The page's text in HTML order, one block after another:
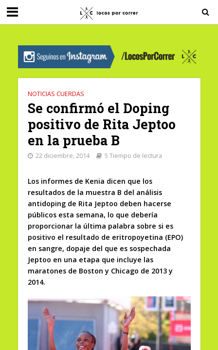
G-0X2PD3RFLV
NOTICIAS CUERDAS
Se confirmó el Doping
positivo de Rita Jeptoo
en la prueba B
22 diciembre, 2014 5 Tiempo de lectura
Los informes de Kenia dicen que los
resultados de la muestra B del análisis
antidoping de Rita Jeptoo deben hacerse
públicos esta semana, lo que debería
proporcionar la última palabra sobre si es
positivo el resultado de eritropoyetina (EPO)
en sangre, dopaje del que es sospechada
Jeptoo en una etapa que incluye las
maratones de Boston y Chicago de 2013 y
2014.